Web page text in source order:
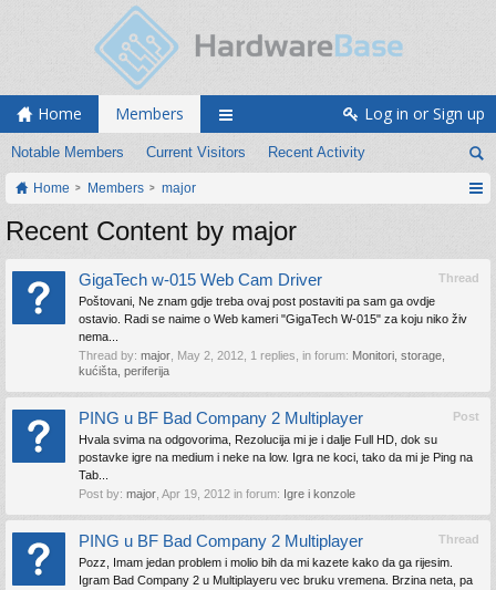
Home Members
Notable Members Current Visitors Recent Activity
Log in or Sign up
Home Members major
Recent Content by major
Thread
GigaTech w-015 Web Cam Driver
Poštovani, Ne znam gdje treba ovaj post postaviti pa sam ga ovdje
ostavio. Radi se naime o Web kameri "GigaTech W-015" za koju niko živ
nema...
Thread by: major May 2, 2012 , 1 replies, in forum: Monitori, storage,
kućišta, periferija
Post
PING u BF Bad Company 2 Multiplayer
Hvala svima na odgovorima, Rezolucija mi je i dalje Full HD, dok su
postavke igre na medium i neke na low. Igra ne koci, tako da mi je Ping na
Tab...
Post by: major Apr 19, 2012 in forum: Igre i konzole
Thread
PING u BF Bad Company 2 Multiplayer
Pozz, Imam jedan problem i molio bih da mi kazete kako da ga rijesim.
Igram Bad Company 2 u Multiplayeru vec bruku vremena. Brzina neta, pa